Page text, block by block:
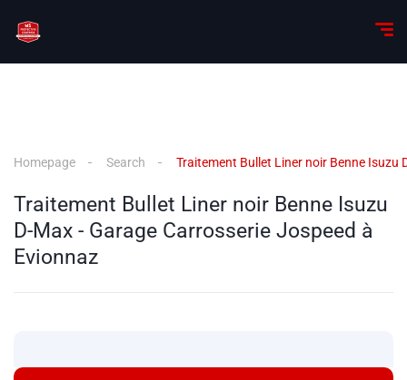
Homepage Search Traitement Bullet Liner noir Benne Isuzu
Traitement Bullet Liner noir Benne Isuzu
D-Max - Garage Carrosserie Jospeed à
Evionnaz